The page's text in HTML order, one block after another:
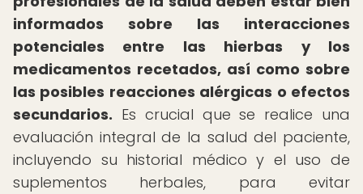
informados sobre las interacciones
potenciales entre las hierbas y los
medicamentos recetados, así como sobre
las posibles reacciones alérgicas o efectos
secundarios. Es crucial que se realice una
evaluación integral de la salud del paciente,
incluyendo su historial médico y el uso de
suplementos herbales, para evitar